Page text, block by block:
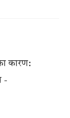
कारण:
-